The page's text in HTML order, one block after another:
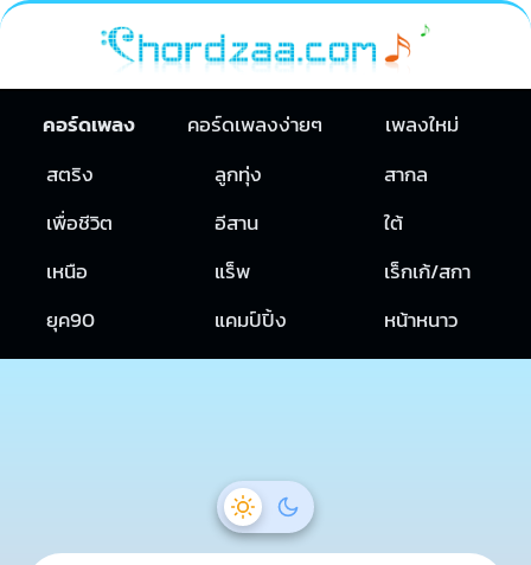
คอร์ดเพลง คอร์ดเพลงง่ายๆ
เพลงใหม่
สตริง
ลูกทุ่ง
สากล
เพื่อชีวิต
อีสาน
ใต้
เหนือ
แร็พ
เร็กเก้/สกา
ยุค90
แคมป์ปิ้ง หน้าหนาว